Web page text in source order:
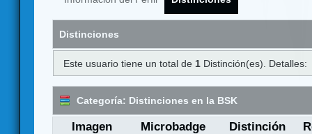
Distinciones
Este usuario tiene un total de 1 Distinción(es). Detalles:
Categoría: Distinciones en la BSK
Imagen Microbadge Distinción